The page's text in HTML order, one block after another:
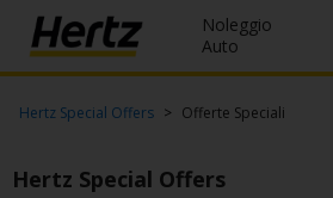
Noleggio
Auto
Menu
Prenotazioni
Hertz Special Offers Offerte Speciali
Hertz Special Offers